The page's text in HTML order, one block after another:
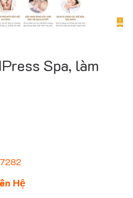
Spa, làm
Hệ